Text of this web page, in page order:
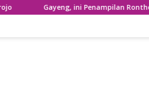
Gayeng, ini Penampilan Ronthek Laskar